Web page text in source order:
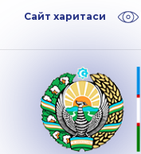
Сайт харитаси